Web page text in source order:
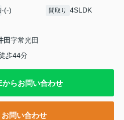
-(-) 間取り 4SLDK
田字常光田
歩44分
からお問い合わせ
お問い合わせ